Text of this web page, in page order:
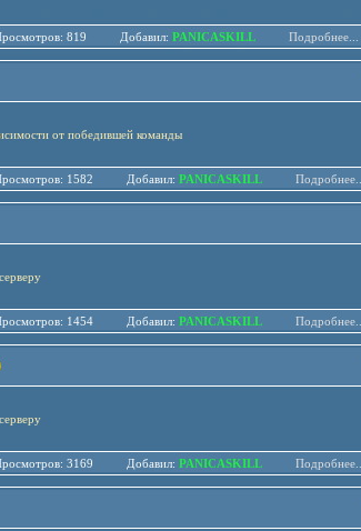
819 Добавил: PANICASKILL Подробнее...
от победившей команды
1582 Добавил: PANICASKILL Подробнее...
1454 Добавил: PANICASKILL Подробнее...
3169 Добавил: PANICASKILL Подробнее...